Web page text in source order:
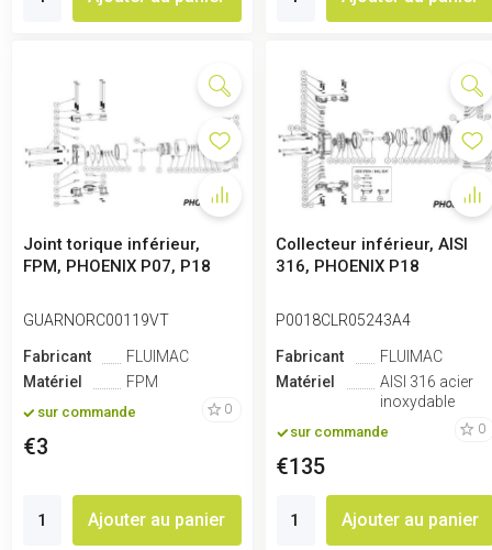
Joint torique inférieur,
FPM, PHOENIX P07, P18
GUARNORC00119VT
Fabricant
FLUIMAC
Matériel
FPM
sur commande 0
€3
Ajouter au panier
Collecteur inférieur, AISI
316, PHOENIX P18
P0018CLR05243A4
Fabricant
FLUIMAC
Matériel
AISI 316 acier
inoxydable
sur commande 0
€135
Ajouter au panier